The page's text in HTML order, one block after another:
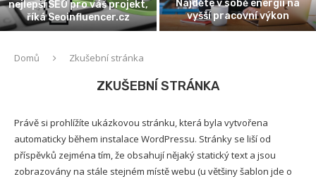
nejlepší SEO pro váš projekt,
říká Seoinfluencer.cz
Najděte v sobě energii na
vyšší pracovní výkon
Domů Zkušební stránka
ZKUŠEBNÍ STRÁNKA
Právě si prohlížíte ukázkovou stránku, která byla vytvořena
automaticky během instalace WordPressu. Stránky se liší od
příspěvků zejména tím, že obsahují nějaký statický text a jsou
zobrazovány na stále stejném místě webu (u většiny šablon jde o